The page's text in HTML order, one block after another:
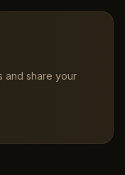
and share your